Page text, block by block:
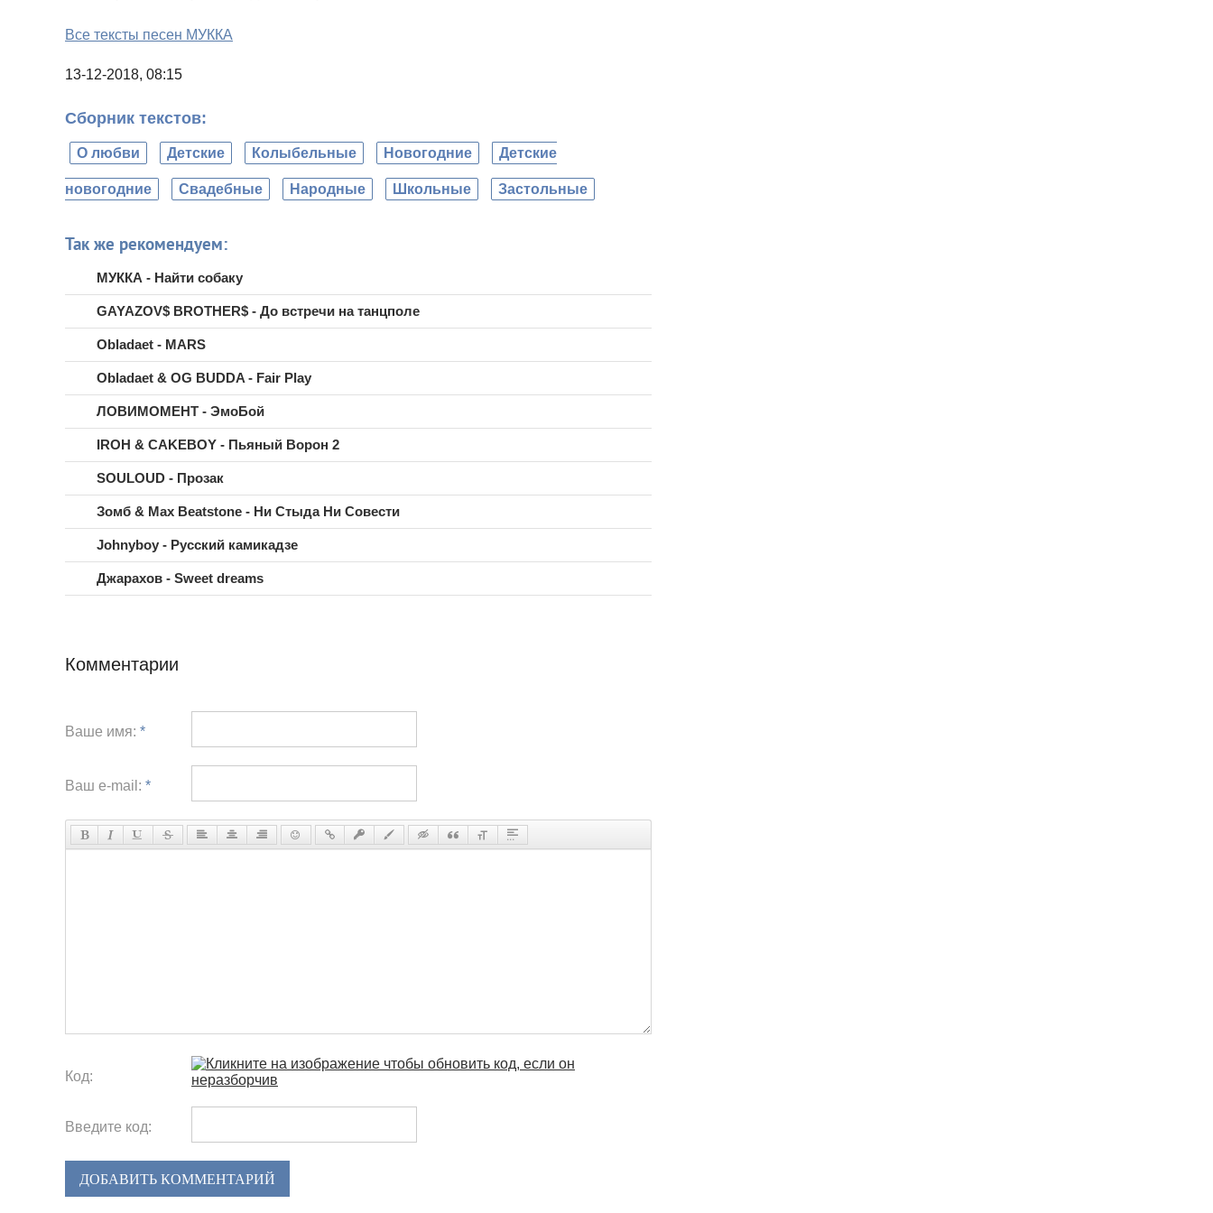
Все тексты песен МУККА
13-12-2018, 08:15
Сборник текстов:
О любви Детские Колыбельные Новогодние Детские
новогодние Свадебные Народные Школьные Застольные
Так же рекомендуем:
МУККА - Найти собаку
GAYAZOV$ BROTHER$ - До встречи на танцполе
Obladaet - MARS
Obladaet & OG BUDDA - Fair Play
ЛОВИМОМЕНТ - ЭмоБой
IROH & CAKEBOY - Пьяный Ворон 2
SOULOUD - Прозак
Зомб & Max Beatstone - Ни Стыда Ни Совести
Johnyboy - Русский камикадзе
Джарахов - Sweet dreams
Комментарии
Ваше имя: *
Ваш e-mail: *
Код:
Введите код:
ДОБАВИТЬ КОММЕНТАРИЙ